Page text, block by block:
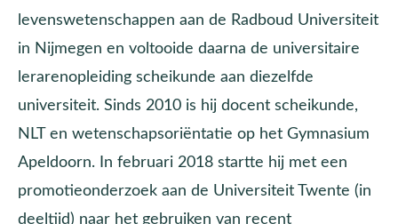
levenswetenschappen aan de Radboud Universiteit
in Nijmegen en voltooide daarna de universitaire
lerarenopleiding scheikunde aan diezelfde
universiteit. Sinds 2010 is hij docent scheikunde,
NLT en wetenschapsoriëntatie op het Gymnasium
Apeldoorn. In februari 2018 startte hij met een
promotieonderzoek aan de Universiteit Twente (in
deeltijd) naar het gebruiken van recent